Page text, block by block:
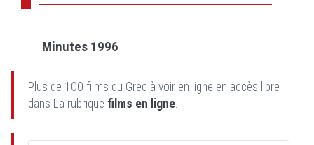
Minutes 1996
Plus de 100 films du Grec à voir en ligne en accès libre
dans La rubrique films en ligne.